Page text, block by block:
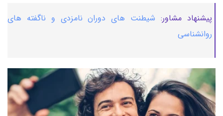
پیشنهاد مشاور: شیطنت های دوران نامزدی و ناگفته های
روانشناسی